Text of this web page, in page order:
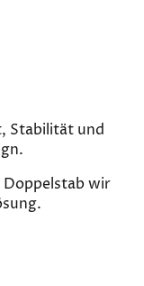
Stabilität und
wir